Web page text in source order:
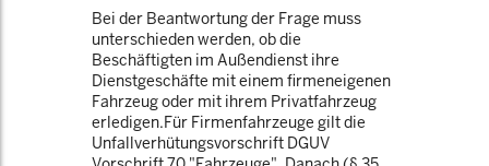
Bei der Beantwortung der Frage muss
unterschieden werden, ob die
Beschäftigten im Außendienst ihre
Dienstgeschäfte mit einem firmeneigenen
Fahrzeug oder mit ihrem Privatfahrzeug
erledigen.Für Firmenfahrzeuge gilt die
Unfallverhütungsvorschrift DGUV